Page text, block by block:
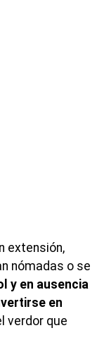
extensión,
nómadas o se
y en ausencia
en
verdor que